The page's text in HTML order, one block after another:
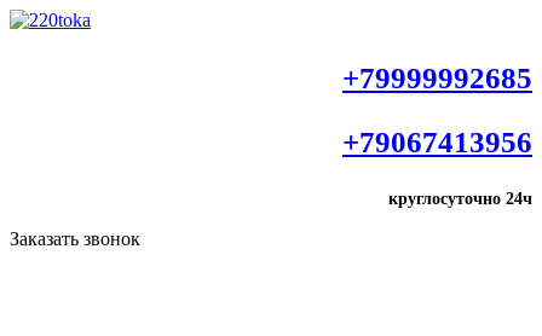
+79999992685
+79067413956
круглосуточно 24ч
Заказать звонок